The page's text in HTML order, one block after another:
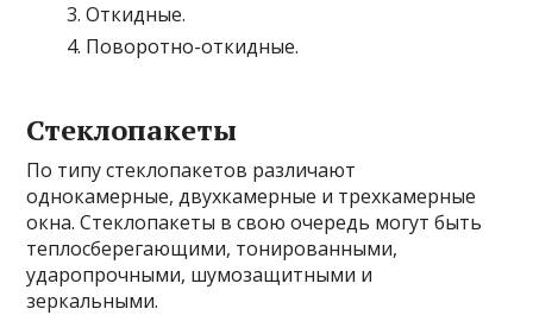
Откидные.
Поворотно-откидные.
Стеклопакеты
По типу стеклопакетов различают
однокамерные, двухкамерные и трехкамерные
окна. Стеклопакеты в свою очередь могут быть
теплосберегающими, тонированными,
ударопрочными, шумозащитными и
зеркальными.